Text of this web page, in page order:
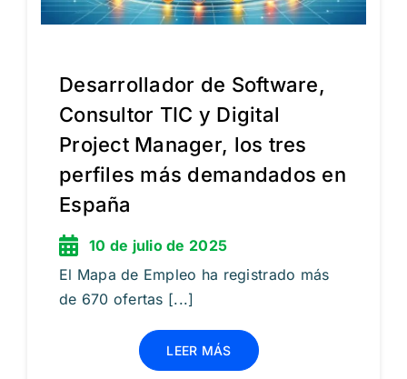
Desarrollador de Software,
Consultor TIC y Digital
Project Manager, los tres
perfiles más demandados en
España
10 de julio de 2025
El Mapa de Empleo ha registrado más
de 670 ofertas [...]
LEER MÁS